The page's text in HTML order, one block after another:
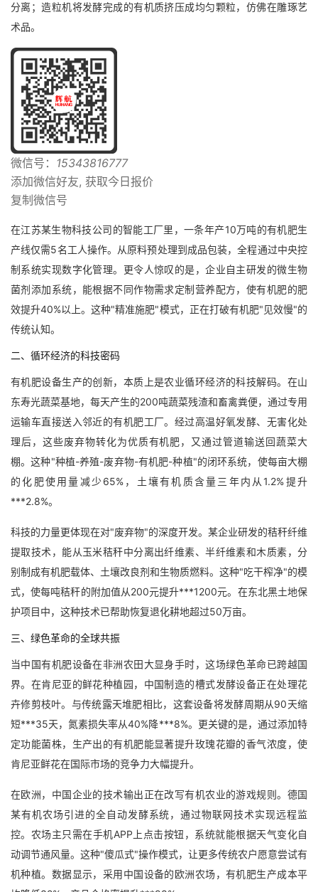
分离；造粒机将发酵完成的有机质挤压成均匀颗粒，仿佛在雕琢艺
术品。
微信号： 15343816777
添加微信好友, 获取今日报价
复制微信号
在江苏某生物科技公司的智能工厂里，一条年产10万吨的有机肥生
产线仅需5名工人操作。从原料预处理到成品包装，全程通过中央控
制系统实现数字化管理。更令人惊叹的是，企业自主研发的微生物
菌剂添加系统，能根据不同作物需求定制营养配方，使有机肥的肥
效提升40%以上。这种"精准施肥"模式，正在打破有机肥"见效慢"的
传统认知。
二、循环经济的科技密码
有机肥设备生产的创新，本质上是农业循环经济的科技解码。在山
东寿光蔬菜基地，每天产生的200吨蔬菜残渣和畜禽粪便，通过专用
运输车直接送入邻近的有机肥工厂。经过高温好氧发酵、无害化处
理后，这些废弃物转化为优质有机肥，又通过管道输送回蔬菜大
棚。这种"种植-养殖-废弃物-有机肥-种植"的闭环系统，使每亩大棚
的化肥使用量减少65%，土壤有机质含量三年内从1.2%提升
***2.8%。
科技的力量更体现在对"废弃物"的深度开发。某企业研发的秸秆纤维
提取技术，能从玉米秸秆中分离出纤维素、半纤维素和木质素，分
别制成有机肥载体、土壤改良剂和生物质燃料。这种"吃干榨净"的模
式，使每吨秸秆的附加值从200元提升***1200元。在东北黑土地保
护项目中，这种技术已帮助恢复退化耕地超过50万亩。
三、绿色革命的全球共振
当中国有机肥设备在非洲农田大显身手时，这场绿色革命已跨越国
界。在肯尼亚的鲜花种植园，中国制造的槽式发酵设备正在处理花
卉修剪枝叶。与传统露天堆肥相比，这套设备将发酵周期从90天缩
短***35天，氮素损失率从40%降***8%。更关键的是，通过添加特
定功能菌株，生产出的有机肥能显著提升玫瑰花瓣的香气浓度，使
肯尼亚鲜花在国际市场的竞争力大幅提升。
在欧洲，中国企业的技术输出正在改写有机农业的游戏规则。德国
某有机农场引进的全自动发酵系统，通过物联网技术实现远程监
控。农场主只需在手机APP上点击按钮，系统就能根据天气变化自
动调节通风量。这种"傻瓜式"操作模式，让更多传统农户愿意尝试有
机种植。数据显示，采用中国设备的欧洲农场，有机肥生产成本平